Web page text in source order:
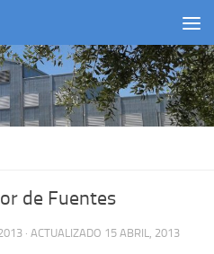
de Fuentes
· ACTUALIZADO 15 ABRIL, 2013